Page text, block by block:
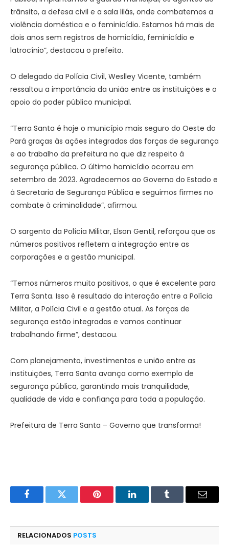
trânsito, a defesa civil e a sala lilás, onde combatemos a
violência doméstica e o feminicídio. Estamos há mais de
dois anos sem registros de homicídio, feminicídio e
latrocínio”, destacou o prefeito.
O delegado da Polícia Civil, Weslley Vicente, também
ressaltou a importância da união entre as instituições e o
apoio do poder público municipal.
“Terra Santa é hoje o município mais seguro do Oeste do
Pará graças às ações integradas das forças de segurança
e ao trabalho da prefeitura no que diz respeito à
segurança pública. O último homicídio ocorreu em
setembro de 2023. Agradecemos ao Governo do Estado e
à Secretaria de Segurança Pública e seguimos firmes no
combate à criminalidade”, afirmou.
O sargento da Polícia Militar, Elson Gentil, reforçou que os
números positivos refletem a integração entre as
corporações e a gestão municipal.
“Temos números muito positivos, o que é excelente para
Terra Santa. Isso é resultado da interação entre a Polícia
Militar, a Polícia Civil e a gestão atual. As forças de
segurança estão integradas e vamos continuar
trabalhando firme”, destacou.
Com planejamento, investimentos e união entre as
instituições, Terra Santa avança como exemplo de
segurança pública, garantindo mais tranquilidade,
qualidade de vida e confiança para toda a população.
Prefeitura de Terra Santa – Governo que transforma!
FacebookTwitter Pinterest LinkedInTumblr
E-
RELACIONADOS POSTS